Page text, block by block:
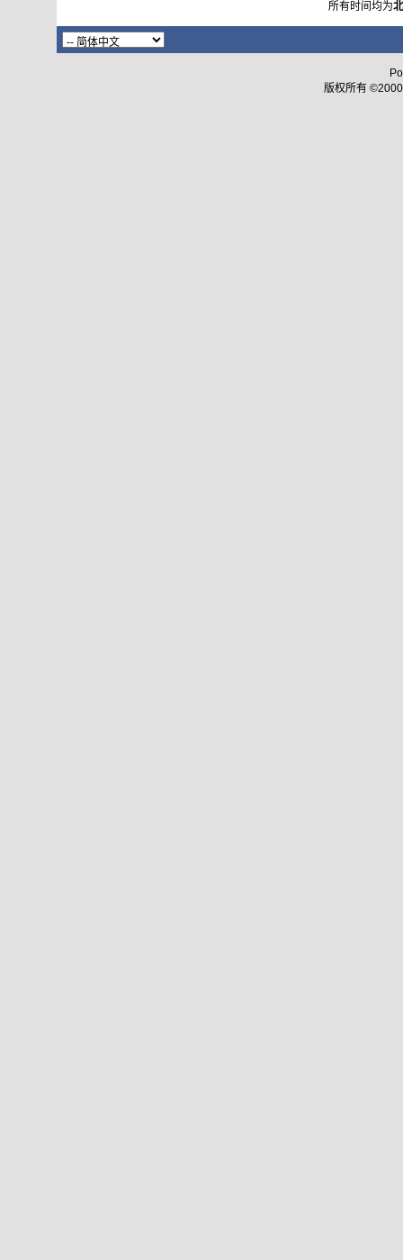
所有时间均为
版权所有